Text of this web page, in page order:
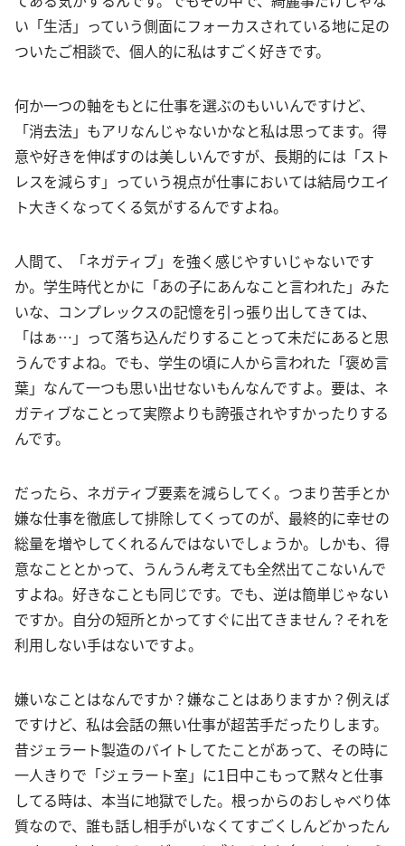
い「生活」っていう側面にフォーカスされている地に足の
ついたご相談で、個人的に私はすごく好きです。
何か一つの軸をもとに仕事を選ぶのもいいんですけど、
「消去法」もアリなんじゃないかなと私は思ってます。得
意や好きを伸ばすのは美しいんですが、長期的には「スト
レスを減らす」っていう視点が仕事においては結局ウエイ
ト大きくなってくる気がするんですよね。
人間て、「ネガティブ」を強く感じやすいじゃないです
か。学生時代とかに「あの子にあんなこと言われた」みた
いな、コンプレックスの記憶を引っ張り出してきては、
「はぁ…」って落ち込んだりすることって未だにあると思
うんですよね。でも、学生の頃に人から言われた「褒め言
葉」なんて一つも思い出せないもんなんですよ。要は、ネ
ガティブなことって実際よりも誇張されやすかったりする
んです。
だったら、ネガティブ要素を減らしてく。つまり苦手とか
嫌な仕事を徹底して排除してくってのが、最終的に幸せの
総量を増やしてくれるんではないでしょうか。しかも、得
意なこととかって、うんうん考えても全然出てこないんで
すよね。好きなことも同じです。でも、逆は簡単じゃない
ですか。自分の短所とかってすぐに出てきません？それを
利用しない手はないですよ。
嫌いなことはなんですか？嫌なことはありますか？例えば
ですけど、私は会話の無い仕事が超苦手だったりします。
昔ジェラート製造のバイトしてたことがあって、その時に
一人きりで「ジェラート室」に1日中こもって黙々と仕事
してる時は、本当に地獄でした。根っからのおしゃべり体
質なので、誰も話し相手がいなくてすごくしんどかったん